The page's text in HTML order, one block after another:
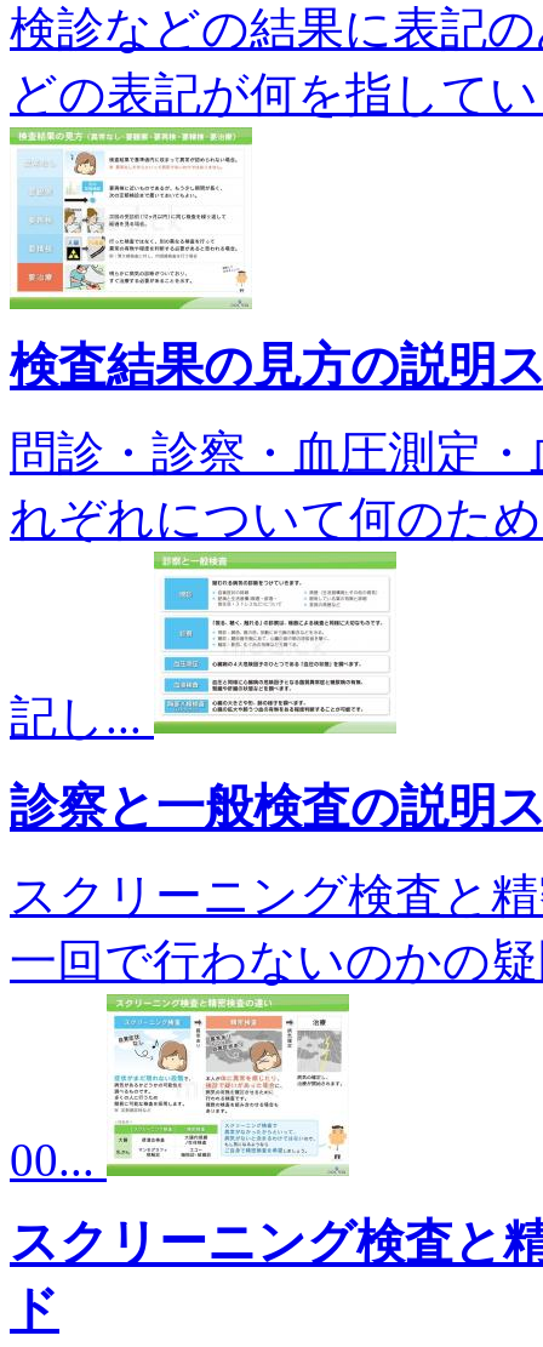
検診などの結果に表記
どの表記が何を指して
検査結果の見方の説明
問診・診察・血圧測定
れぞれについて何のた
記し...
診察と一般検査の説明
スクリーニング検査と
一回で行わないのかの
00...
スクリーニング検査と
ド